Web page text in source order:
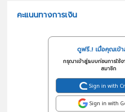
คะแนนทางการเงิน
ดูฟรี..! เมื่อคุณเข้า
กรุณาเข้าสู่ระบบก่อนการใช้
สมาชิก
Sign in with
Sign in with